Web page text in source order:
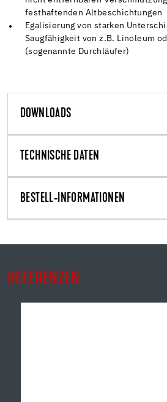
festhaftenden Altbeschichtungen
Egalisierung von starken
Saugfähigkeit von z.B. Linoleum
(sogenannte Durchläufer)
DOWNLOADS
TECHNISCHE DATEN
BESTELL-INFORMATIONEN
REFERENZEN